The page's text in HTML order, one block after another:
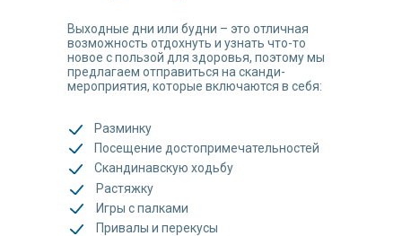
Выходные дни или будни – это отличная
возможность отдохнуть и узнать что-то
новое с пользой для здоровья, поэтому мы
предлагаем отправиться на сканди-
мероприятия, которые включаются в себя:
Разминку
Посещение достопримечательностей
Скандинавскую ходьбу
Растяжку
Игры с палками
Привалы и перекусы